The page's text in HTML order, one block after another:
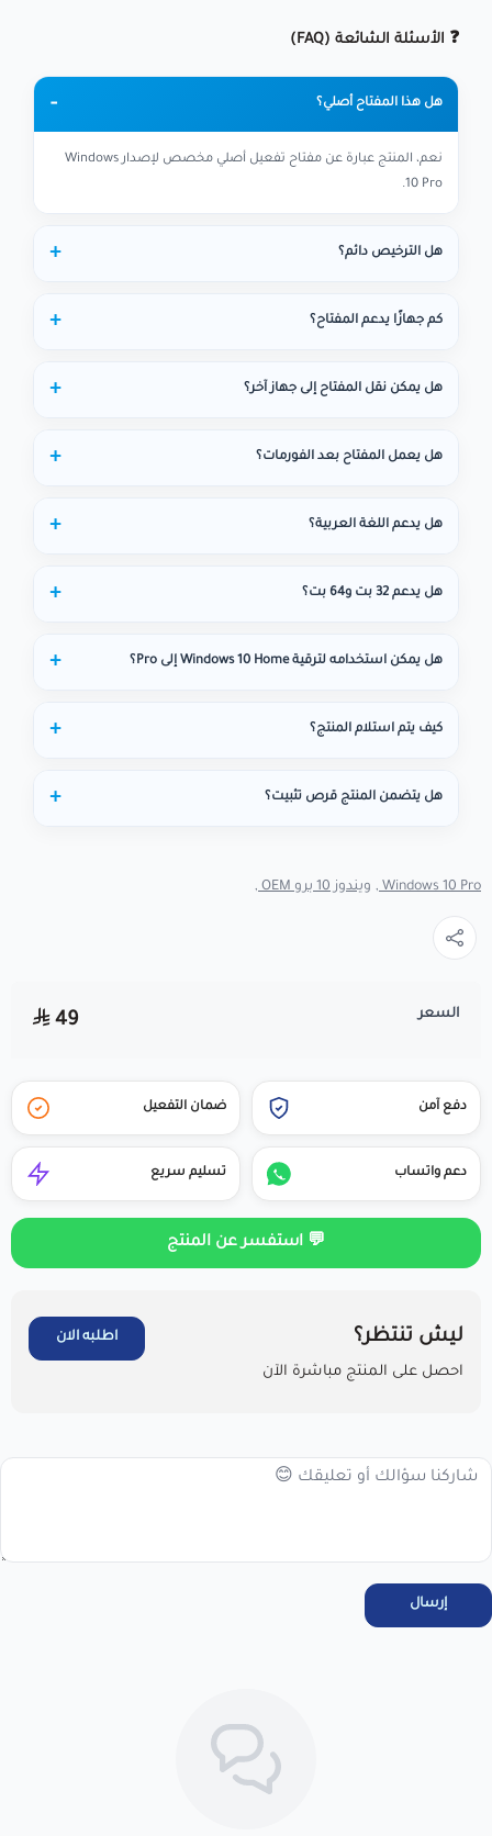
❓ الأسئلة الشائعة (FAQ)
هل هذا المفتاح أصلي؟
نعم، المنتج عبارة عن مفتاح تفعيل أصلي مخصص لإصدار Windows
10 Pro.
هل الترخيص دائم؟
كم جهازًا يدعم المفتاح؟
هل يمكن نقل المفتاح إلى جهاز آخر؟
هل يعمل المفتاح بعد الفورمات؟
هل يدعم اللغة العربية؟
هل يدعم 32 بت و64 بت؟
هل يمكن استخدامه لترقية Windows 10 Home إلى Pro؟
كيف يتم استلام المنتج؟
هل يتضمن المنتج قرص تثبيت؟
Windows 10 Pro , ويندوز 10 برو OEM ,
السعر 49
دفع آمن ضمان التفعيل
دعم واتساب تسليم سريع
💬 استفسر عن المنتج
ليش تنتظر؟
احصل على المنتج مباشرة الآن
اطلبه الان
والاسترجاع فى المتجر ، واتعهد باستخدام المنتجات . خلال 7 أيام من
الاستلام لضمان التف...
إرسال